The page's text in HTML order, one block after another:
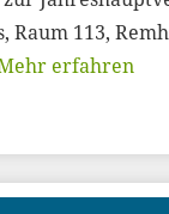
Raum 113,
erfahren